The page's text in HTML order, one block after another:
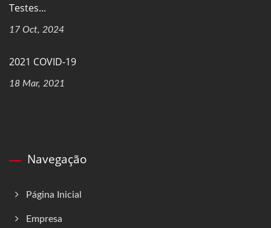
Testes...
17 Oct, 2024
2021 COVID-19
18 Mar, 2021
Navegação
Página Inicial
Empresa